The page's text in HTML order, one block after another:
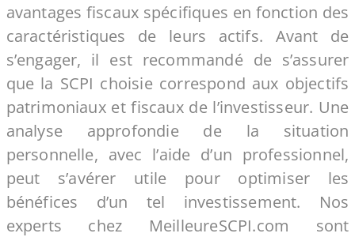
avantages fiscaux spécifiques en fonction des
caractéristiques de leurs actifs. Avant de
s’engager, il est recommandé de s’assurer
que la SCPI choisie correspond aux objectifs
patrimoniaux et fiscaux de l’investisseur. Une
analyse approfondie de la situation
personnelle, avec l’aide d’un professionnel,
peut s’avérer utile pour optimiser les
bénéfices d’un tel investissement. Nos
experts chez MeilleureSCPI.com sont